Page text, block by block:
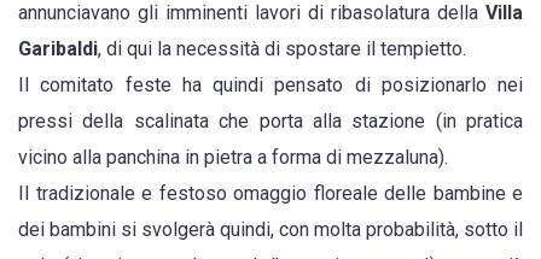
annunciavano gli imminenti lavori di ribasolatura della Villa
Garibaldi, di qui la necessità di spostare il tempietto.
Il comitato feste ha quindi pensato di posizionarlo nei
pressi della scalinata che porta alla stazione (in pratica
vicino alla panchina in pietra a forma di mezzaluna).
Il tradizionale e festoso omaggio floreale delle bambine e
dei bambini si svolgerà quindi, con molta probabilità, sotto il